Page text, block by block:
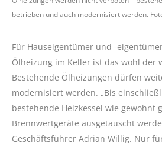
betrieben und auch modernisiert werden.
Für Hauseigentümer und -
Ölheizung im Keller ist das wohl der
Bestehende Ölheizungen dürfen
modernisiert werden. „Bis
bestehende Heizkessel wie gewohnt
Brennwertgeräte ausgetauscht
Geschäftsführer Adrian Willig. Nur